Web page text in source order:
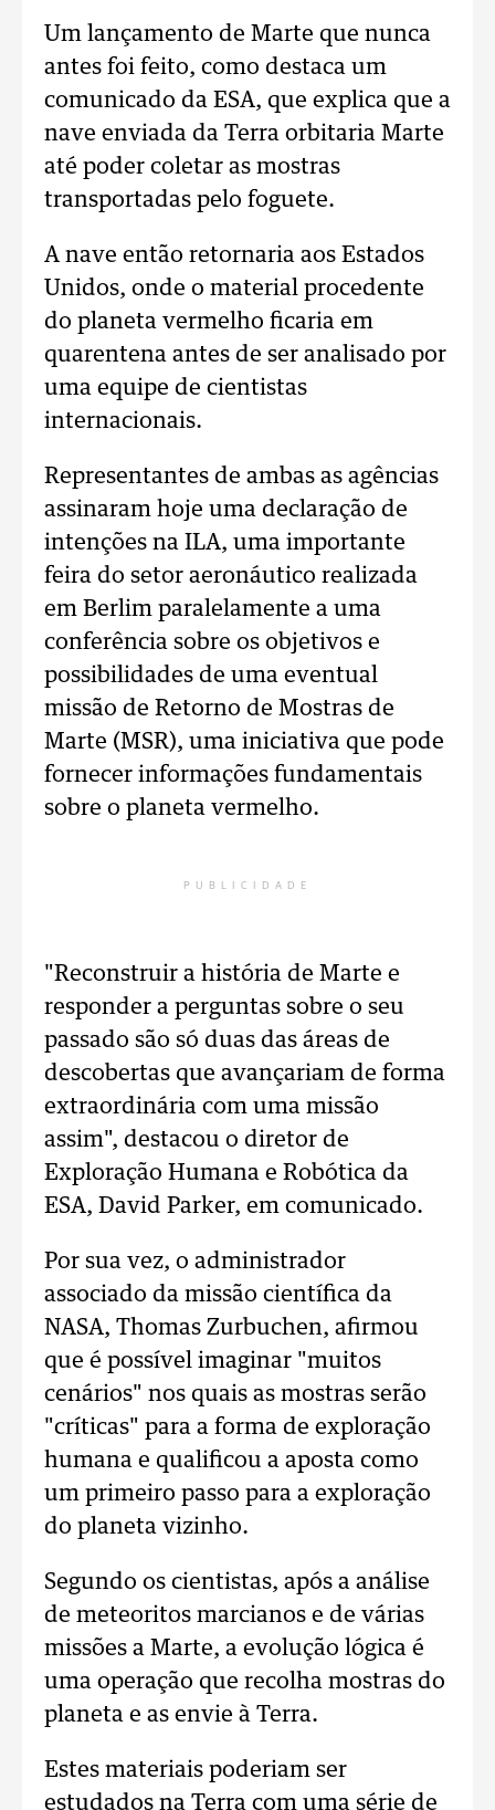
Um lançamento de Marte que nunca
antes foi feito, como destaca um
comunicado da ESA, que explica que a
nave enviada da Terra orbitaria Marte
até poder coletar as mostras
transportadas pelo foguete.
A nave então retornaria aos Estados
Unidos, onde o material procedente
do planeta vermelho ficaria em
quarentena antes de ser analisado por
uma equipe de cientistas
internacionais.
Representantes de ambas as agências
assinaram hoje uma declaração de
intenções na ILA, uma importante
feira do setor aeronáutico realizada
em Berlim paralelamente a uma
conferência sobre os objetivos e
possibilidades de uma eventual
missão de Retorno de Mostras de
Marte (MSR), uma iniciativa que pode
fornecer informações fundamentais
sobre o planeta vermelho.
PUBLICIDADE
"Reconstruir a história de Marte e
responder a perguntas sobre o seu
passado são só duas das áreas de
descobertas que avançariam de forma
extraordinária com uma missão
assim", destacou o diretor de
Exploração Humana e Robótica da
ESA, David Parker, em comunicado.
Por sua vez, o administrador
associado da missão científica da
NASA, Thomas Zurbuchen, afirmou
que é possível imaginar "muitos
cenários" nos quais as mostras serão
"críticas" para a forma de exploração
humana e qualificou a aposta como
um primeiro passo para a exploração
do planeta vizinho.
Segundo os cientistas, após a análise
de meteoritos marcianos e de várias
missões a Marte, a evolução lógica é
uma operação que recolha mostras do
planeta e as envie à Terra.
Estes materiais poderiam ser
estudados na Terra com uma série de